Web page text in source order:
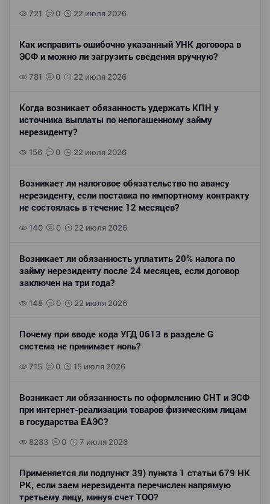
721 0 22 июля 2026
Как исправить ошибочно указанный УНК договора в
ЭСФ и можно ли загрузить сведения вручную?
781 0 22 июля 2026
Когда возникает обязанность удержать КПН у
источника выплаты по непогашенному займу
нерезиденту?
156 0 22 июля 2026
Возникает ли налоговое обязательство по авансу
нерезиденту, если поставка по импортному контракту
не состоялась в течение 12 месяцев?
140 0 22 июля 2026
Возникает ли обязанность уплатить 20% налога по
займу нерезиденту после 24 месяцев, если договор
заключен на три года?
148 0 22 июля 2026
Почему при вводе кода УГД 0613 в разделе G
система не принимает ноль?
715 0 15 июля 2026
Возникает ли обязанность по оформлению СНТ и ЭСФ
при интернет-реализации товаров физическим лицам
в государства ЕАЭС?
8283 0 7 июля 2026
Применяется ли подпункт 39) пункта 1 статьи 679 НК
РК, если заем нерезидента перечислен напрямую
третьему лицу, минуя счет ТОО?